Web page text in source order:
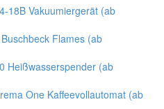
18B Vakuumiergerät (ab
Flames (ab
Heißwasserspender (ab
One Kaffeevollautomat (ab